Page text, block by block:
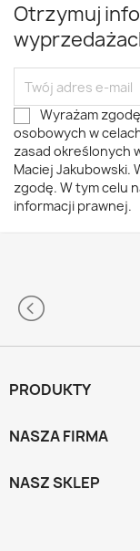
Otrzymuj
Wyrażam
osobowych w
zasad określonych
Maciej Jakubowski.
zgodę. W tym celu
informacji prawnej.
PRODUKTY
NASZA FIRMA
NASZ SKLEP